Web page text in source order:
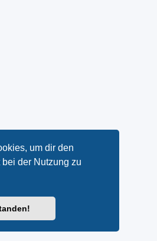
um dir den
der Nutzung zu